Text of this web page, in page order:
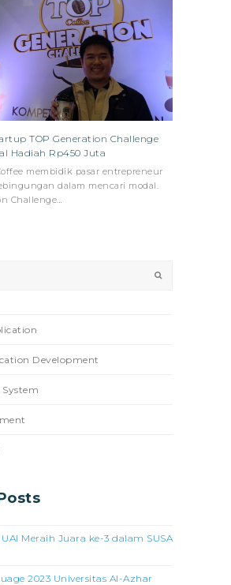
TOP Generation Challenge
Hadiah Rp450 Juta
membidik pasar entrepreneur
dalam mencari modal.
Challenge…
Development
Meraih Juara ke-3 dalam SUSA
2023 Universitas Al-Azhar